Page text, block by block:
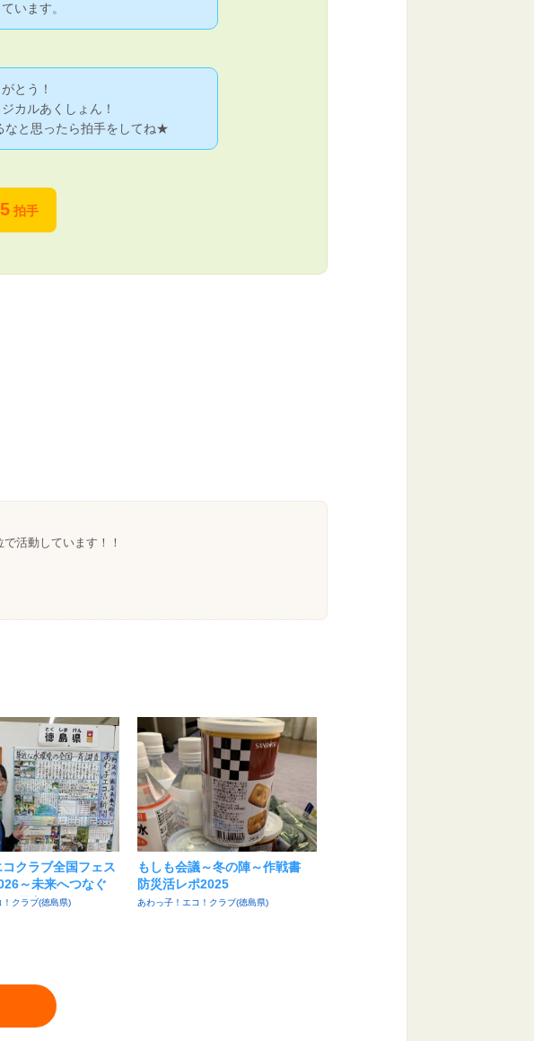
います。
とう！
カルあくしょん！
なと思ったら拍手をしてね★
拍手
活動しています！！
コクラブ全国フェス
～未来へつなぐ
アクション～」に
！クラブ(徳島県)
もしも会議～冬の陣～作戦書
防災活レポ2025
あわっ子！エコ！クラブ(徳島県)